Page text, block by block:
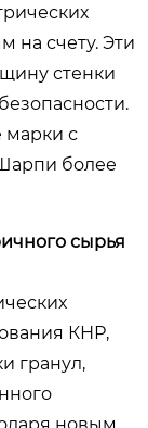
на счету. Эти
стенки
марки с
более
сырья
КНР,
гранул,
новым